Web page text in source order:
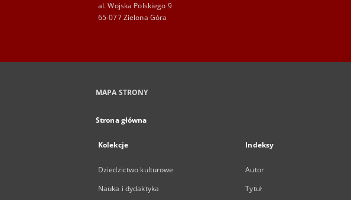
al. Wojska Polskiego 9
65-077 Zielona Góra
MAPA STRONY
Strona główna
Kolekcje
Dziedzictwo kulturowe
Nauka i dydaktyka
Indeksy
Autor
Tytuł